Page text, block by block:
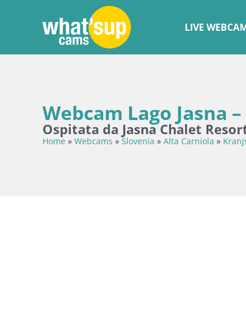
LIVE
Webcam Lago Jasna
Ospitata da Jasna Chalet
Home » Webcams »Slovenia » Alta Carniola »